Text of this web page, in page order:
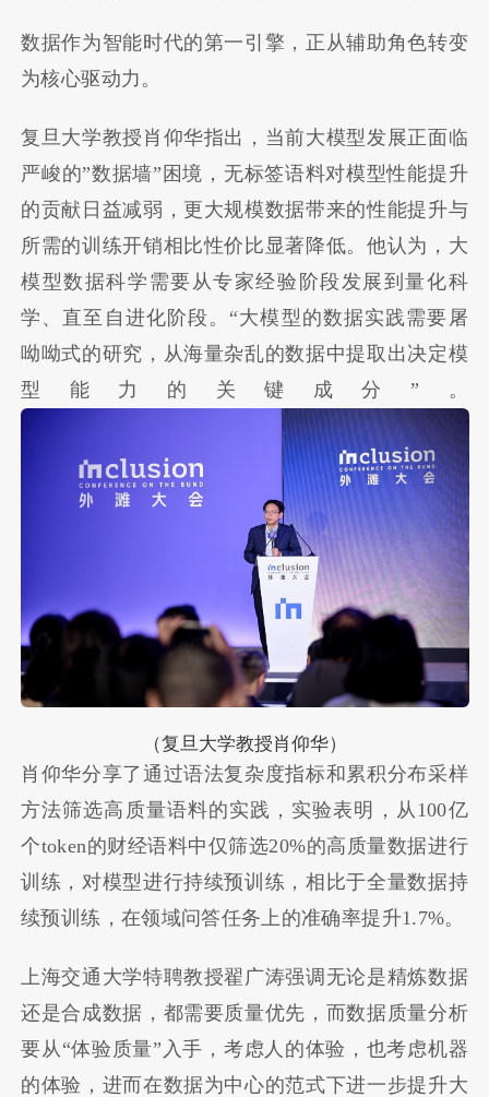
数据作为智能时代的第一引擎，正从辅助角色转变
为核心驱动力。
复旦大学教授肖仰华指出，当前大模型发展正面临
严峻的”数据墙”困境，无标签语料对模型性能提升
的贡献日益减弱，更大规模数据带来的性能提升与
所需的训练开销相比性价比显著降低。他认为，大
模型数据科学需要从专家经验阶段发展到量化科
学、直至自进化阶段。“大模型的数据实践需要屠
呦呦式的研究，从海量杂乱的数据中提取出决定模
型能力的关键成分”。
（复旦大学教授肖仰华）
肖仰华分享了通过语法复杂度指标和累积分布采样
方法筛选高质量语料的实践，实验表明，从100亿
个token的财经语料中仅筛选20%的高质量数据进行
训练，对模型进行持续预训练，相比于全量数据持
续预训练，在领域问答任务上的准确率提升1.7%。
上海交通大学特聘教授翟广涛强调无论是精炼数据
还是合成数据，都需要质量优先，而数据质量分析
要从“体验质量”入手，考虑人的体验，也考虑机器
的体验，进而在数据为中心的范式下进一步提升大